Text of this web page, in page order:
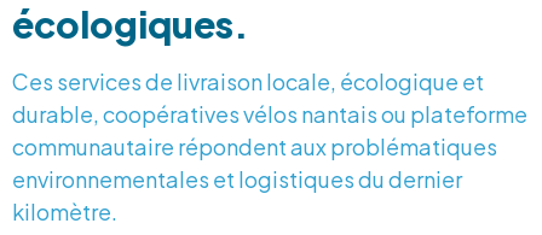
écologiques.
Ces services de livraison locale, écologique et
durable, coopératives vélos nantais ou plateforme
communautaire répondent aux problématiques
environnementales et logistiques du dernier
kilomètre.